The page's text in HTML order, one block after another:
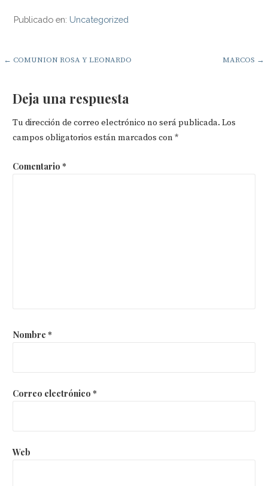
Publicado en: Uncategorized
Navegación
entradas
← COMUNION ROSA Y LEONARDO MARCOS →
Deja una respuesta
Tu dirección de correo electrónico no será publicada. Los
campos obligatorios están marcados con *
Comentario *
Nombre *
Correo electrónico *
Web